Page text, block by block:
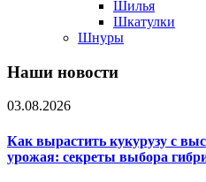
Шилья
Шкатулки
Шнуры
Наши новости
03.08.2026
Как вырастить кукурузу с
урожая: секреты выбора